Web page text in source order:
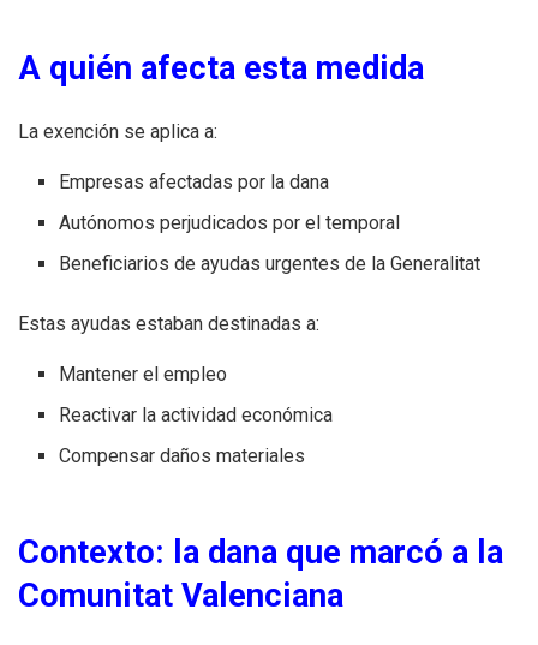
A quién afecta esta medida
La exención se aplica a:
Empresas afectadas por la dana
Autónomos perjudicados por el temporal
Beneficiarios de ayudas urgentes de la Generalitat
Estas ayudas estaban destinadas a:
Mantener el empleo
Reactivar la actividad económica
Compensar daños materiales
Contexto: la dana que marcó a la
Comunitat Valenciana